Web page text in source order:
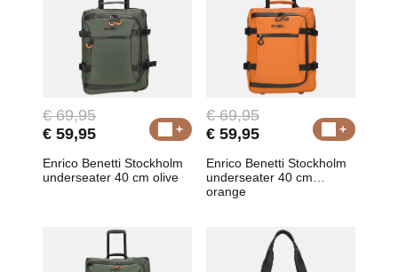
€ 69,95
€ 59,95
Enrico Benetti Stockholm
underseater 40 cm olive
€ 69,95
€ 59,95
Enrico Benetti Stockholm
underseater 40 cm
orange